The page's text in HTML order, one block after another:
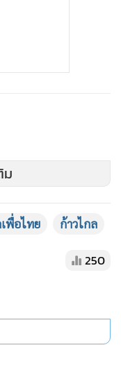
ม
พื่อไทย ก้าวไกล
250